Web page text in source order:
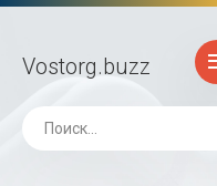
Vostorg.buzz